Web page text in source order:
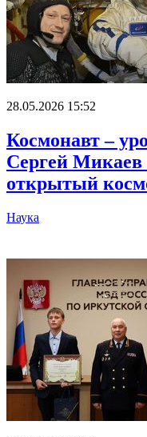
28.05.2026 15:52
Космонавт –
Сергей
открытый
Наука